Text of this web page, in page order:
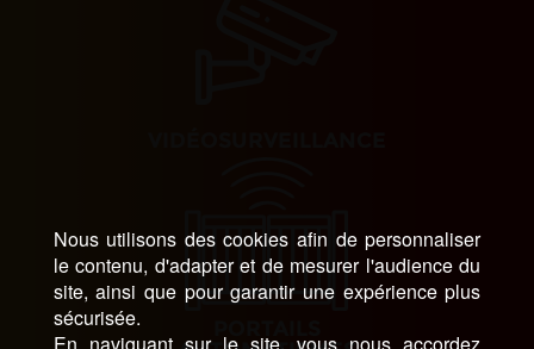
Nous utilisons des cookies afin de personnaliser
le contenu, d'adapter et de mesurer l'audience du
site, ainsi que pour garantir une expérience plus
sécurisée.